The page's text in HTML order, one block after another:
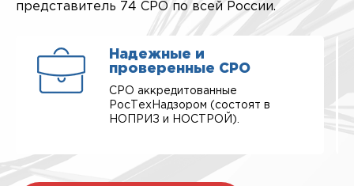
представитель 74 СРО по всей России.
Надежные и
проверенные СРО
СРО аккредитованные
РосТехНадзором (состоят в
НОПРИЗ и НОСТРОЙ).